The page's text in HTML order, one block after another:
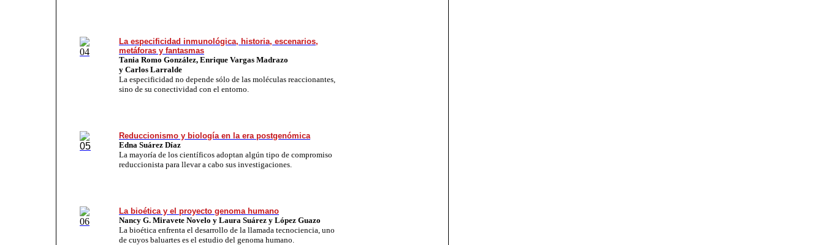
La especificidad inmunológica, historia, escenarios,
metáforas y fantasmas
Tania Romo González, Enrique Vargas Madrazo
y Carlos Larralde
La especificidad no depende sólo de las moléculas reaccionantes,
sino de su conectividad con el entorno.
Re­duc­cio­nis­mo y biolo­gía en la era postge­nó­mi­ca
Ed­na Suá­rez Díaz
La ma­yo­ría de los cien­tí­fi­cos adop­tan al­gún ti­po de com­pro­mi­so
re­duc­cio­nis­ta pa­ra lle­var a ca­bo sus in­ves­ti­ga­cio­nes.
La bioé­ti­ca y el proyec­to ge­no­ma huma­no
Nancy G. Mi­ra­ve­te No­ve­lo y Lau­ra Suá­rez y Ló­pez Gua­zo
La bioé­ti­ca enfrenta el desarrollo de la llamada tecnociencia, uno
de cuyos baluartes es el estudio del genoma humano.